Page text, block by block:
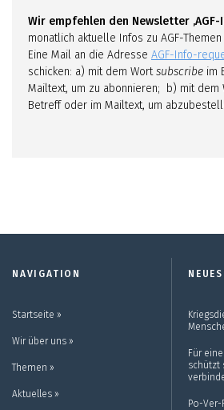
Wir empfehlen den Newsletter ‚AGF-
monatlich aktuelle Infos zu AGF-
Eine Mail an die Adresse AGF-Info-
schicken: a) mit dem Wortsubscribe im
Mailtext, um zu abonnieren; b) mit dem
Betreff oder im Mailtext, um
NAVIGATION
Startseite ››
Wir über uns ››
Themen ››
Aktuelles ››
Für
schützt
Po-Ver-